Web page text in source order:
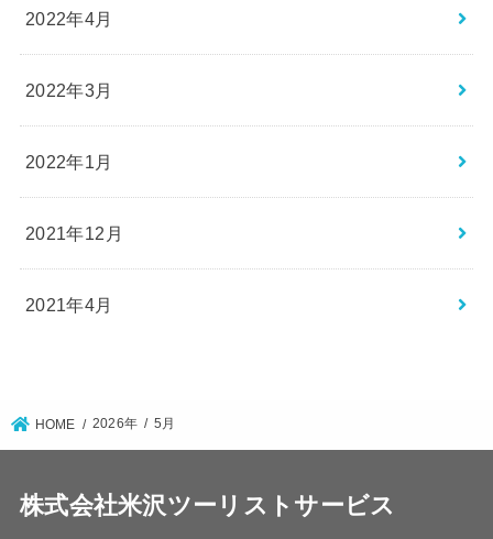
2022年4月
2022年3月
2022年1月
2021年12月
2021年4月
HOME 2026年 5月
株式会社米沢ツーリストサービス